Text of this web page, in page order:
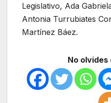
Legislativo, Ada
Antonia Turrubiates
Martínez Báez.
No